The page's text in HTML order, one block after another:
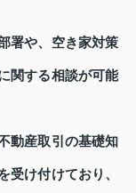
署や、空き家対策
関する相談が可能
動産取引の基礎知
受け付けており、